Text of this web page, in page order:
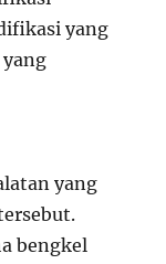
yang
yang
bengkel